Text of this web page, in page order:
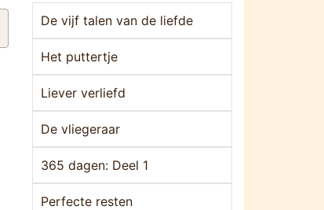
De vijf talen van de liefde
Het puttertje
Liever verliefd
De vliegeraar
365 dagen: Deel 1
Perfecte resten